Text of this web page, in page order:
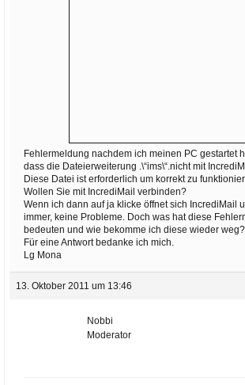
Fehlermeldung nachdem ich meinen PC gestartet
dass die Dateierweiterung .\“ims\“.nicht mit
Diese Datei ist erforderlich um korrekt zu
Wollen Sie mit IncrediMail verbinden?
Wenn ich dann auf ja klicke öffnet sich IncrediMail
immer, keine Probleme. Doch was hat diese
bedeuten und wie bekomme ich diese wieder weg?
Für eine Antwort bedanke ich mich.
Lg Mona
13. Oktober 2011 um 13:46
Nobbi
Moderator